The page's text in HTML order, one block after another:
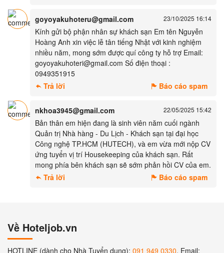
goyoyakuhoteru@gmail.com 23/10/2025 16:14
Kính gửi bộ phận nhân sự khách sạn Em tên Nguyễn
Hoàng Anh xin việc lễ tân tiếng Nhật với kinh nghiệm
nhiều năm, mong sớm được quí công ty hỗ trợ Email:
goyoyakuhoteri@gmail.com Số điện thoại :
0949351915
Trả lời
Báo cáo spam
nkhoa3945@gmail.com 22/05/2025 15:42
Bản thân em hiện đang là sinh viên năm cuối ngành
Quản trị Nhà hàng - Du Lịch - Khách sạn tại đại học
Công nghệ TP.HCM (HUTECH), và em vừa mới nộp CV
ứng tuyển vị trí Housekeeping của khách sạn. Rất
mong phía bên khách sạn sẽ sớm phản hồi CV của em.
Trả lời
Báo cáo spam
Về Hoteljob.vn
HOTLINE (dành cho Nhà Tuyển dụng): 091 949 0330, Email: